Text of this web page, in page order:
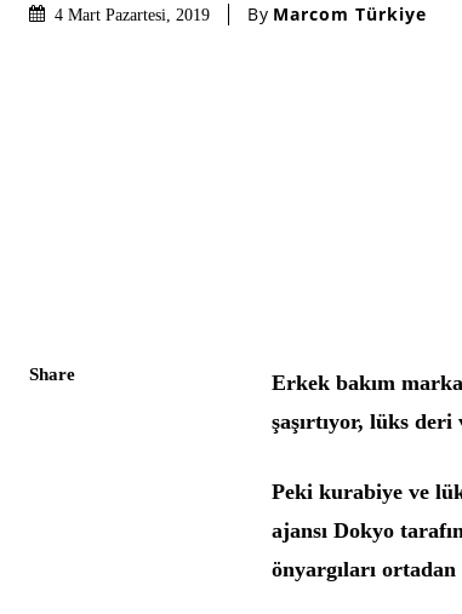
4 Mart Pazartesi, 2019 By Marcom Türkiye
Share
Erkek bakım
şaşırtıyor, lüks
Peki kurabiye ve
ajansı Dokyo
önyargıları ortadan